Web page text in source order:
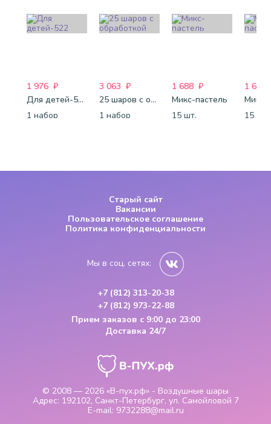
1 976 ₽
Для детей-522
1 набор
3 063 ₽
25 шаров с обработкой
1 набор
1 688 ₽
Микс-пастель
15 шт.
1 688
Микс-
15 шт.
© 2008 — 2026 «В-пух.рф» - Воздушные шары
Адрес: 192102, Санкт-Петербург, ул. Самойловой 7
E-mail: 9732288@mail.ru
Старый сайт
Вакансии
Пользовательское соглашение
Политика конфиденциальности
Мы в соц. сетях:
+7 (812) 313-20-38
+7 (812) 973-22-88
Прием заказов с 9:00 до 23:00
Доставка 24/7